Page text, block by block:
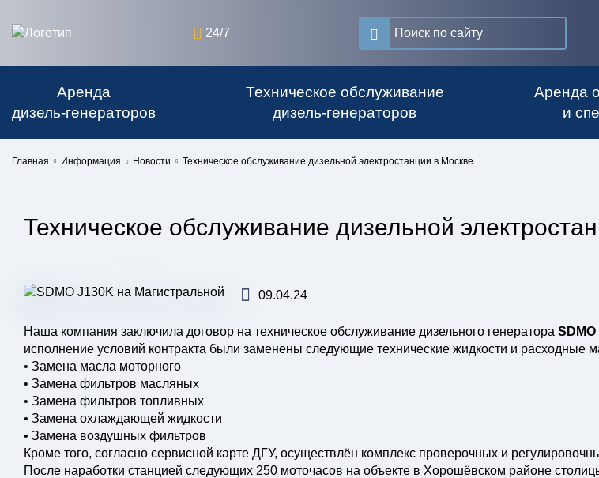
24/7
Аренда
дизель-генераторов
Техническое обслуживание
дизель-генераторов
Аренда
и
Главная Информация Новости Техническое обслуживание дизельной электростанции в Москве
Техническое обслуживание дизельной
09.04.24
Наша компания заключила договор на техническое обслуживание дизельного генератора
исполнение условий контракта были заменены следующие технические жидкости и расходные
• Замена масла моторного
• Замена фильтров масляных
• Замена фильтров топливных
• Замена охлаждающей жидкости
• Замена воздушных фильтров
Кроме того, согласно сервисной карте ДГУ, осуществлён комплекс проверочных и
После наработки станцией следующих 250 моточасов на объекте в Хорошёвском районе